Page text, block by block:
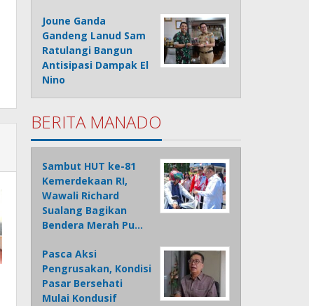
Joune Ganda
Gandeng Lanud Sam
Ratulangi Bangun
Antisipasi Dampak El
Nino
BERITA MANADO
Sambut HUT ke-81
Kemerdekaan RI,
Wawali Richard
Sualang Bagikan
Bendera Merah Pu…
Pasca Aksi
Pengrusakan, Kondisi
Pasar Bersehati
Mulai Kondusif